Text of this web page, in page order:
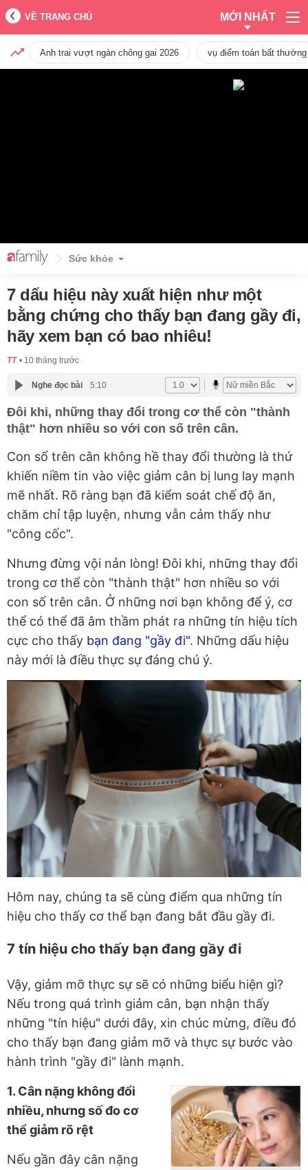
VỀ TRANG CHỦ MỚI NHẤT
Anh trai vượt ngàn chông gai 2026 vụ điểm toán bất
Sức khỏe
7 dấu hiệu này xuất hiện như một
bằng chứng cho thấy bạn đang gầy đi,
hãy xem bạn có bao nhiêu!
TT 10 tháng trước
Nghe đọc bài 5:10
Đôi khi, những thay đổi trong cơ thể còn "thành
thật" hơn nhiều so với con số trên cân.
Con số trên cân không hề thay đổi thường là thứ
khiến niềm tin vào việc giảm cân bị lung lay mạnh
mẽ nhất. Rõ ràng bạn đã kiểm soát chế độ ăn,
chăm chỉ tập luyện, nhưng vẫn cảm thấy như
"công cốc".
Nhưng đừng vội nản lòng! Đôi khi, những thay đổi
trong cơ thể còn "thành thật" hơn nhiều so với
con số trên cân. Ở những nơi bạn không để ý, cơ
thể có thể đã âm thầm phát ra những tín hiệu tích
cực cho thấy bạn đang "gầy đi". Những dấu hiệu
này mới là điều thực sự đáng chú ý.
Hôm nay, chúng ta sẽ cùng điểm qua những tín
hiệu cho thấy cơ thể bạn đang bắt đầu gầy đi.
7 tín hiệu cho thấy bạn đang gầy đi
Vậy, giảm mỡ thực sự sẽ có những biểu hiện gì?
Nếu trong quá trình giảm cân, bạn nhận thấy
những "tín hiệu" dưới đây, xin chúc mừng, điều đó
cho thấy bạn đang giảm mỡ và thực sự bước vào
hành trình "gầy đi" lành mạnh.
1. Cân nặng không đổi
nhiều, nhưng số đo cơ
thể giảm rõ rệt
Nếu gần đây cân nặng